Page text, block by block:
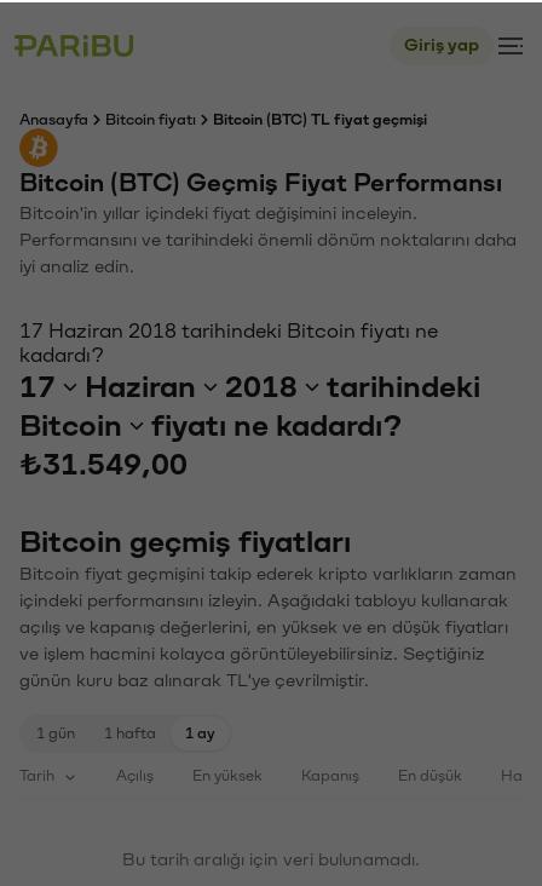
Giriş yap
Anasayfa Bitcoin fiyatı Bitcoin (BTC) TL fiyat geçmişi
Bitcoin (BTC) Geçmiş Fiyat Performansı
Bitcoin'in yıllar içindeki fiyat değişimini inceleyin.
Performansını ve tarihindeki önemli dönüm noktalarını daha
iyi analiz edin.
17 Haziran 2018 tarihindeki Bitcoin fiyatı ne
kadardı?
17 Haziran 2018
tarihindeki
Bitcoin
fiyatı ne kadardı?
₺31.549,00
Bitcoin geçmiş fiyatları
Bitcoin fiyat geçmişini takip ederek kripto varlıkların zaman
içindeki performansını izleyin. Aşağıdaki tabloyu kullanarak
açılış ve kapanış değerlerini, en yüksek ve en düşük fiyatları
ve işlem hacmini kolayca görüntüleyebilirsiniz. Seçtiğiniz
günün kuru baz alınarak TL'ye çevrilmiştir.
1 gün 1 hafta 1 ay
Tarih Açılış En yüksek Kapanış En düşük
Bu tarih aralığı için veri bulunamadı.